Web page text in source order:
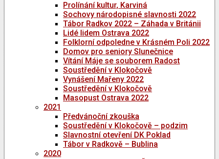
Prolínání kultur, Karviná
Sochovy národopisné slavnosti 2022
Tábor Radkov 2022 – Záhada v Británii
Lidé lidem Ostrava 2022
Folklorní odpoledne v Krásném Poli 2022
Domov pro seniory Slunečnice
Vítání Máje se souborem Radost
Soustředění v Klokočově
Vynášení Mařeny 2022
Soustředění v Klokočově
Masopust Ostrava 2022
2021
Předvánoční zkouška
Soustředění v Klokočově – podzim
Slavnostní otevření DK Poklad
Tábor v Radkově – Bublina
2020